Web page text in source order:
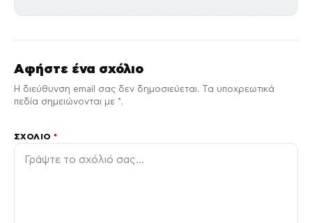
Αφήστε ένα σχόλιο
Η διεύθυνση email σας δεν δημοσιεύεται. Τα υποχρεωτικά
πεδία σημειώνονται με *.
ΣΧΌΛΙΟ*